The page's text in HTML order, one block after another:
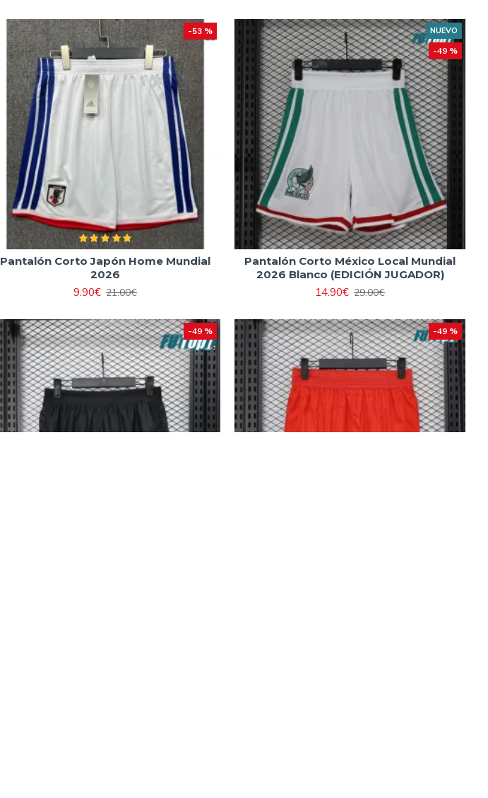
-53 %
Pantalón Corto Japón Home Mundial
2026
9.90€ 21.00€
NUEVO
-49 %
Pantalón Corto México Local Mundial
2026 Blanco (EDICIÓN JUGADOR)
14.90€ 29.00€
-49 % -49 %